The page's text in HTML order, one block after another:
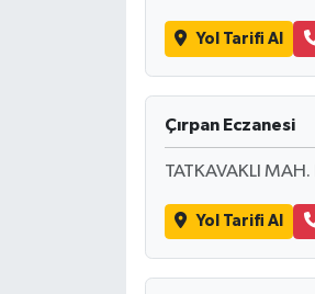
Yol Tarifi Al
Çırpan Eczanesi
TATKAVAKLI MAH.
Yol Tarifi Al